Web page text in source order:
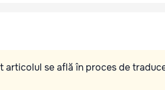
articolul se află în proces de